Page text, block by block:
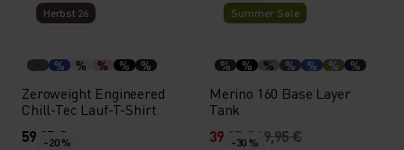
Herbst 26
% % % % %
Zeroweight Engineered
Chill-Tec Lauf-T-Shirt
59,95 €
Summer Sale
% % % % % % %
Merino 160 Base Layer
Tank
39,95 €49,95 €
-20 %
-30 %